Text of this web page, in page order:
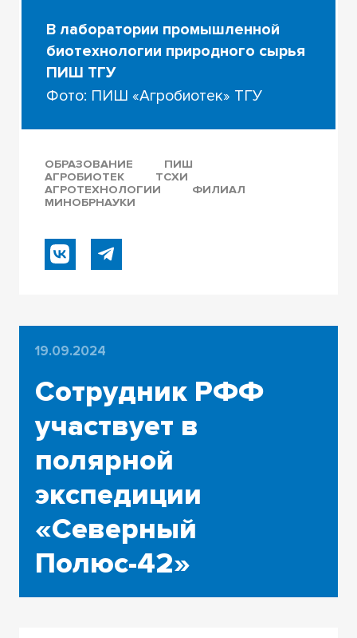
В лаборатории промышленной
биотехнологии природного сырья
ПИШ ТГУ
Фото: ПИШ «Агробиотек» ТГУ
ОБРАЗОВАНИЕ
ПИШ
АГРОБИОТЕК
ТСХИ
АГРОТЕХНОЛОГИИ
ФИЛИАЛ
МИНОБРНАУКИ
19.09.2024
Сотрудник РФФ
участвует в
полярной
экспедиции
«Северный
Полюс-42»